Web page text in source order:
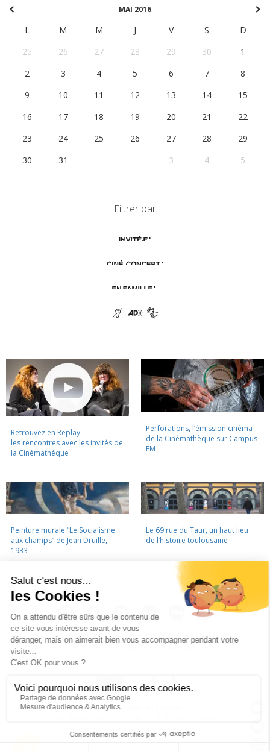
MAI 2016
L M M J V S
D
25
26 27 28 29 30
1
2
3 4 5 6 7
8
9
10 11 12 13 14
15
16
17 18 19 20 21
22
23
24 25 26 27 28
29
30
31 3 4 5
Filtrer par
Retrouvez en Replay
les rencontres avec les invités de
la Cinémathèque
Perforations, l’émission cinéma
de la Cinémathèque sur Campus
FM
Peinture murale “Le Socialisme
aux champs” de Jean Druille,
1933
Le 69 rue du Taur, un haut lieu
de l’histoire toulousaine
LA CINÉMATHÈQUE · CONTACTS · LETTRE D'INFORMATION ·
PARTENAIRES · MENTIONS LÉGALES
La Cinémathèque de Toulouse
La Cinémathèque de Toulouse © 2015. Tous droits réservés.